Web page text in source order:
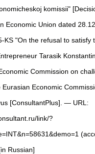
komissii"
Economic Union dated
KS "On the refusal to satisfy
Tarasik
Commission on
Eurasian Economic
[ConsultantPlus]. — URL:
link/?
Russian]